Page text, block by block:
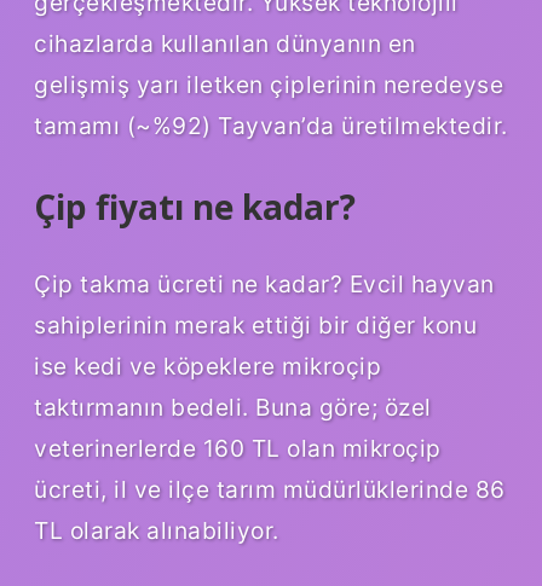
cihazlarda kullanılan dünyanın en
gelişmiş yarı iletken çiplerinin neredeyse
tamamı (~%92) Tayvan’da üretilmektedir.
Çip fiyatı ne kadar?
Çip takma ücreti ne kadar? Evcil hayvan
sahiplerinin merak ettiği bir diğer konu
ise kedi ve köpeklere mikroçip
taktırmanın bedeli. Buna göre; özel
veterinerlerde 160 TL olan mikroçip
ücreti, il ve ilçe tarım müdürlüklerinde 86
TL olarak alınabiliyor.